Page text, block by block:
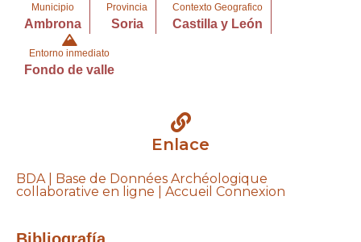
Municipio
Ambrona
Provincia
Soria
Contexto Geografico
Castilla y León
Entorno inmediato
Fondo de valle
Enlace
BDA | Base de Données Archéologique
collaborative en ligne | Accueil Connexion